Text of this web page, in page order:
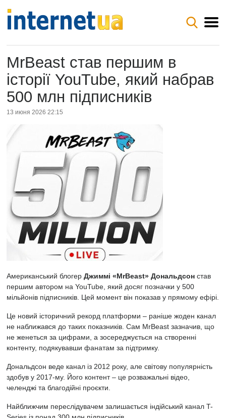
MrBeast став першим в
історії YouTube, який набрав
500 млн підписників
13 июня 2026 22:15
Американський блогер Джиммі «MrBeast» Дональдсон став
першим автором на YouTube, який досяг позначки у 500
мільйонів підписників. Цей момент він показав у прямому ефірі.
Це новий історичний рекорд платформи – раніше жоден канал
не наближався до таких показників. Сам MrBeast зазначив, що
не женеться за цифрами, а зосереджується на створенні
контенту, подякувавши фанатам за підтримку.
Дональдсон веде канал із 2012 року, але світову популярність
здобув у 2017-му. Його контент – це розважальні відео,
челенджі та благодійні проєкти.
Найближчим переслідувачем залишається індійський канал T-